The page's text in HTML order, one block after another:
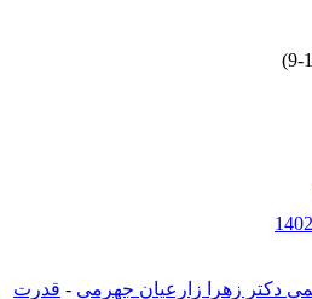
دکتر زهرا زارعیان جهرمی - قدرت